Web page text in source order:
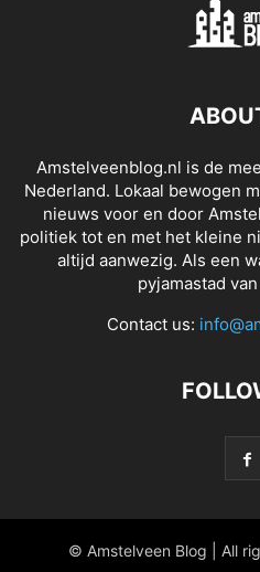
Amstelveenblog.nl is de
Nederland. Lokaal bewogen
nieuws voor en door
politiek tot en met het kleine
altijd aanwezig. Als een
pyjamastad
Contact us:
© Amstelveen Blog | All